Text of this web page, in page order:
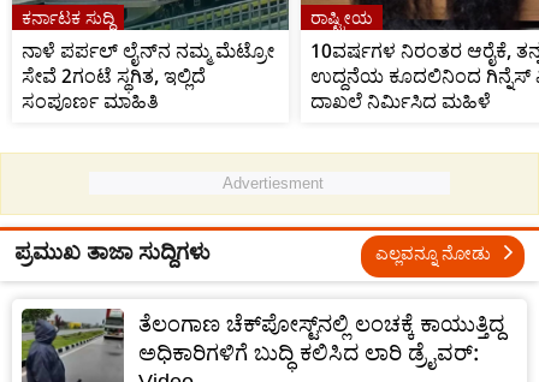
ಕರ್ನಾಟಕ ಸುದ್ದಿ
ನಾಳೆ ಪರ್ಪಲ್‌ ಲೈನ್‌ನ ನಮ್ಮ ಮೆಟ್ರೋ
ಸೇವೆ 2ಗಂಟೆ ಸ್ಥಗಿತ, ಇಲ್ಲಿದೆ
ಸಂಪೂರ್ಣ ಮಾಹಿತಿ
ರಾಷ್ಟ್ರೀಯ
10ವರ್ಷಗಳ ನಿರಂತರ ಆರೈಕೆ, ತನ್ನ
ಉದ್ದನೆಯ ಕೂದಲಿನಿಂದ ಗಿನ್ನೆಸ್
ದಾಖಲೆ ನಿರ್ಮಿಸಿದ ಮಹಿಳೆ
Advertiesment
ಪ್ರಮುಖ ತಾಜಾ ಸುದ್ದಿಗಳು ಎಲ್ಲವನ್ನೂ ನೋಡು
ತೆಲಂಗಾಣ ಚೆಕ್‌ಪೋಸ್ಟ್‌ನಲ್ಲಿ ಲಂಚಕ್ಕೆ ಕಾಯುತ್ತಿದ್ದ
ಅಧಿಕಾರಿಗಳಿಗೆ ಬುದ್ಧಿ ಕಲಿಸಿದ ಲಾರಿ ಡ್ರೈವರ್: